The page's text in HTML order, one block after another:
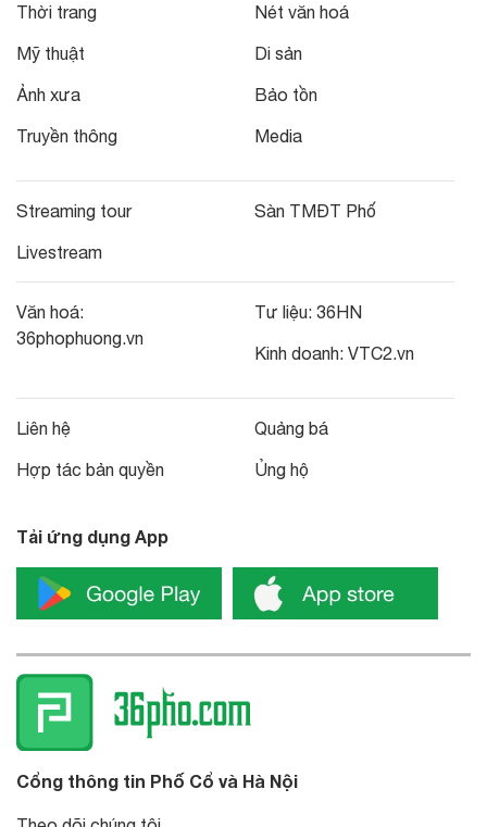
Thời trang
Mỹ thuật
Ảnh xưa
Truyền thông
Nét văn hoá
Di sản
Bảo tồn
Media
Streaming tour
Livestream
Sàn TMĐT Phố
Văn hoá:
36phophuong.vn
Tư liệu: 36HN
Kinh doanh: VTC2.vn
Liên hệ
Hợp tác bản quyền
Quảng bá
Ủng hộ
Tải ứng dụng App
Cổng thông tin Phố Cổ và Hà Nội